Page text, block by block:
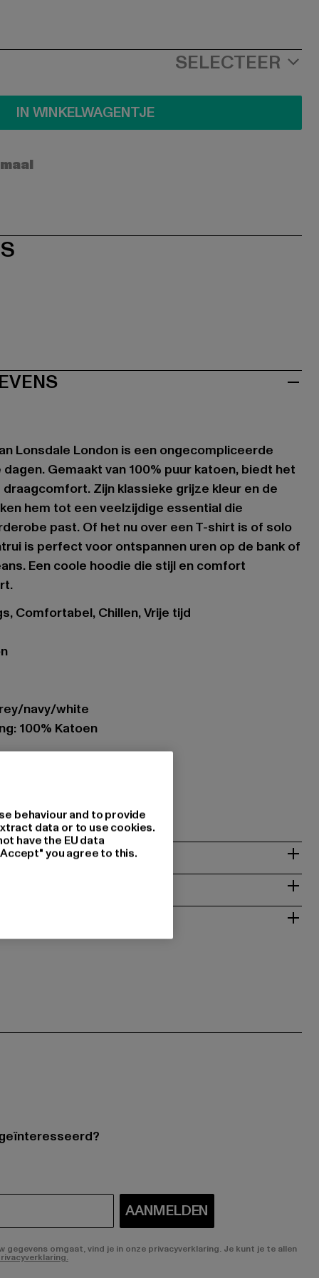
SELECTEER
IN WINKELWAGENTJE
Lonsdale London is een ongecompliceerde
Gemaakt van 100% puur katoen, biedt het
Zijn klassieke grijze kleur en de
hem tot een veelzijdige essential die
past. Of het nu over een T-shirt is of solo
is perfect voor ontspannen uren op de bank of
Een coole hoodie die stijl en comfort
Comfortabel, Chillen, Vrije tijd
navy/white
100% Katoen
|
AANMELDEN
omgaat, vind je in onze privacyverklaring. Je kunt je te allen
behaviour and to provide
data or to use cookies.
have the EU data
you agree to this.